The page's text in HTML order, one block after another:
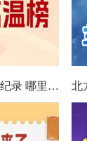
数据看今年7月哪里热到破纪录 哪里暑热连轴转